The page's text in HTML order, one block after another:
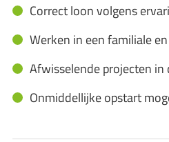
Correct loon volgens
Werken in een familiale
Afwisselende projecten in
Onmiddellijke opstart